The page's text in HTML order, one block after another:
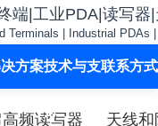
端|工业PDA|读写器
Terminals | Industrial PDAs
方案技术与支
持
联系方式
高频读写器 天线